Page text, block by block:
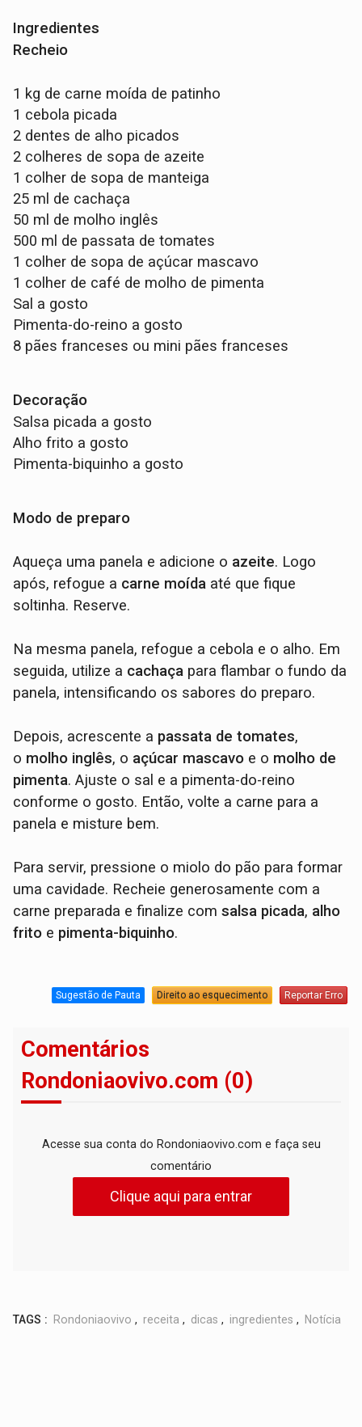
Ingredientes
Recheio
1 kg de carne moída de patinho
1 cebola picada
2 dentes de alho picados
2 colheres de sopa de azeite
1 colher de sopa de manteiga
25 ml de cachaça
50 ml de molho inglês
500 ml de passata de tomates
1 colher de sopa de açúcar mascavo
1 colher de café de molho de pimenta
Sal a gosto
Pimenta-do-reino a gosto
8 pães franceses ou mini pães franceses
Decoração
Salsa picada a gosto
Alho frito a gosto
Pimenta-biquinho a gosto
Modo de preparo
Aqueça uma panela e adicione o azeite. Logo
após, refogue a carne moída até que fique
soltinha. Reserve.
Na mesma panela, refogue a cebola e o alho. Em
seguida, utilize a cachaça para flambar o fundo da
panela, intensificando os sabores do preparo.
Depois, acrescente a passata de tomates,
o molho inglês, o açúcar mascavo e o molho de
pimenta. Ajuste o sal e a pimenta-do-reino
conforme o gosto. Então, volte a carne para a
panela e misture bem.
Para servir, pressione o miolo do pão para formar
uma cavidade. Recheie generosamente com a
carne preparada e finalize comsalsa picada, alho
frito e pimenta-biquinho.
Sugestão de Pauta Direito ao esquecimento Reportar Erro
Comentários
Rondoniaovivo.com (0)
Acesse sua conta do Rondoniaovivo.com e faça seu
comentário
Clique aqui para entrar
TAGS : Rondoniaovivo , receita , dicas , ingredientes , Notícia